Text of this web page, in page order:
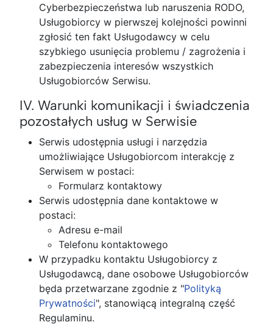
Cyberbezpieczeństwa lub naruszenia RODO,
Usługobiorcy w pierwszej kolejności powinni
zgłosić ten fakt Usługodawcy w celu
szybkiego usunięcia problemu / zagrożenia i
zabezpieczenia interesów wszystkich
Usługobiorców Serwisu.
IV. Warunki komunikacji i świadczenia
pozostałych usług w Serwisie
Serwis udostępnia usługi i narzędzia
umożliwiające Usługobiorcom interakcję z
Serwisem w postaci:
Formularz kontaktowy
Serwis udostępnia dane kontaktowe w
postaci:
Adresu e-mail
Telefonu kontaktowego
W przypadku kontaktu Usługobiorcy z
Usługodawcą, dane osobowe Usługobiorców
będa przetwarzane zgodnie z "Polityką
Prywatności", stanowiącą integralną część
Regulaminu.